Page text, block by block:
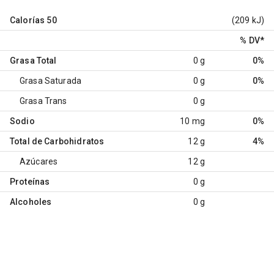
Calorías 50 (209 kJ)
% DV*
Grasa Total 0 g 0%
Grasa Saturada 0 g 0%
Grasa Trans 0 g
Sodio 10 mg 0%
Total de Carbohidratos 12 g 4%
Azúcares 12 g
Proteínas 0 g
Alcoholes 0 g